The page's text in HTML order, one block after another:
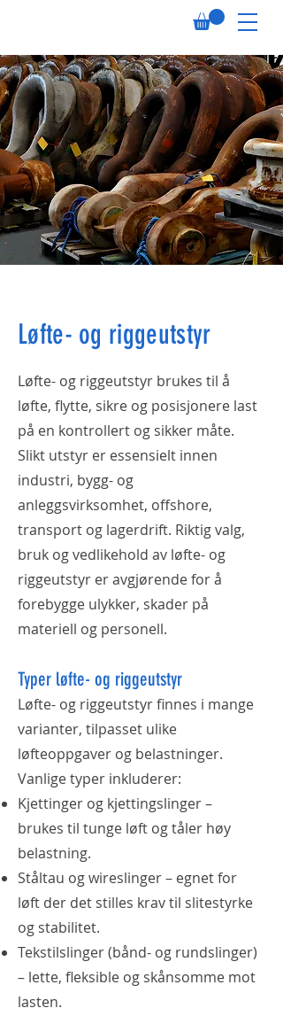
Løfte- og riggeutstyr
Løfte- og riggeutstyr brukes til å
løfte, flytte, sikre og posisjonere last
på en kontrollert og sikker måte.
Slikt utstyr er essensielt innen
industri, bygg- og
anleggsvirksomhet, offshore,
transport og lagerdrift. Riktig valg,
bruk og vedlikehold av løfte- og
riggeutstyr er avgjørende for å
forebygge ulykker, skader på
materiell og personell.
Typer løfte- og riggeutstyr
Løfte- og riggeutstyr finnes i mange
varianter, tilpasset ulike
løfteoppgaver og belastninger.
Vanlige typer inkluderer:
Kjettinger og kjettingslinger –
brukes til tunge løft og tåler høy
belastning.
Ståltau og wireslinger – egnet for
løft der det stilles krav til slitestyrke
og stabilitet.
Tekstilslinger (bånd- og rundslinger)
– lette, fleksible og skånsomme mot
lasten.